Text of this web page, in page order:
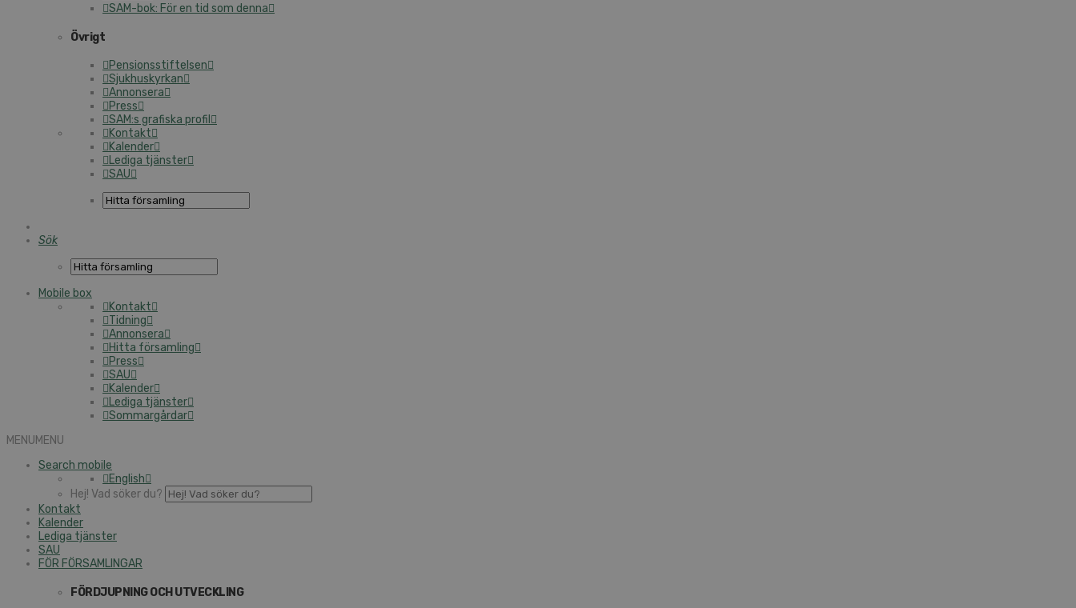
SAM-bok: För en tid som denna
Övrigt
Pensionsstiftelsen
Sjukhuskyrkan
Annonsera
Press
SAM:s grafiska profil
Kontakt
Kalender
Lediga tjänster
SAU
Sök
Mobile box
Kontakt
Tidning
Annonsera
Hitta församling
Press
SAU
Kalender
Lediga tjänster
Sommargårdar
MENUMENU
Search mobile
English
Hej! Vad söker du?
Kontakt
Kalender
Lediga tjänster
SAU
FÖR FÖRSAMLINGAR
FÖRDJUPNING OCH UTVECKLING